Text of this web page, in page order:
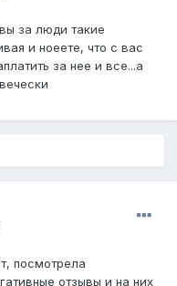
за люди такие
и ноеете, что с вас
за нее и все...а
посмотрела
отзывы и на них